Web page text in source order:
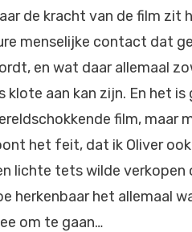
de kracht van de film zit
menselijke contact dat
en wat daar allemaal
klote aan kan zijn. En het is
film, maar
het feit, dat ik Oliver ook
lichte tets wilde verkopen
herkenbaar het allemaal
om te gaan…